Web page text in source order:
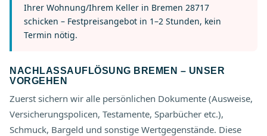
Ihrer Wohnung/Ihrem Keller in Bremen 28717
schicken – Festpreisangebot in 1–2 Stunden, kein
Termin nötig.
NACHLASSAUFLÖSUNG BREMEN – UNSER
VORGEHEN
Zuerst sichern wir alle persönlichen Dokumente (Ausweise,
Versicherungspolicen, Testamente, Sparbücher etc.),
Schmuck, Bargeld und sonstige Wertgegenstände. Diese